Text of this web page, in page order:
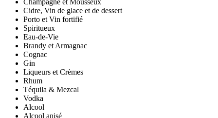
Champagne et Mousseux
Cidre, Vin de glace et de dessert
Porto et Vin fortifié
Spiritueux
Eau-de-Vie
Brandy et Armagnac
Cognac
Gin
Liqueurs et Crèmes
Rhum
Téquila & Mezcal
Vodka
Alcool
Alcool anisé